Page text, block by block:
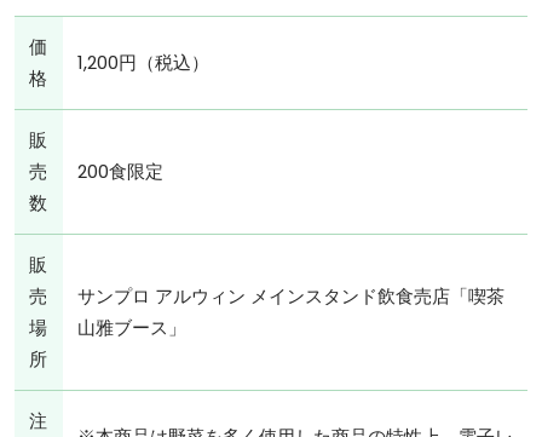
価
格
1,200円（税込）
販
売
数
200食限定
販
売
場
所
サンプロ アルウィン メインスタンド飲食売店「喫茶
山雅ブース」
注